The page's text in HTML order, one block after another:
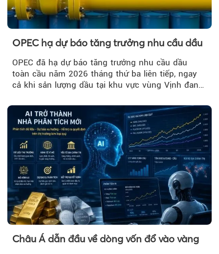
OPEC hạ dự báo tăng trưởng nhu cầu dầu
OPEC đã hạ dự báo tăng trưởng nhu cầu dầu
toàn cầu năm 2026 tháng thứ ba liên tiếp, ngay
cả khi sản lượng dầu tại khu vực vùng Vịnh đang
Châu Á dẫn đầu về dòng vốn đổ vào vàng